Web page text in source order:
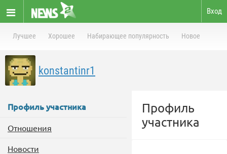
Вход
Лучшее Хорошее Набирающее популярность Новое
konstantinr1
Профиль участника
Отношения
Новости
Профиль
участника